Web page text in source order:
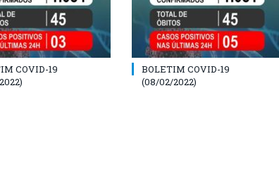
COVID-19
BOLETIM COVID-19
(08/02/2022)